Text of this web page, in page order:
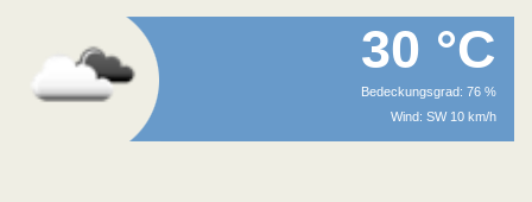
30 °C
Bedeckungsgrad: 76 %
Wind: SW 10 km/h